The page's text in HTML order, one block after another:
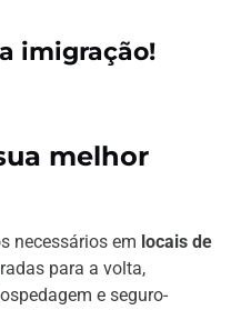
imigração!
melhor
necessários em locais de
para a volta,
e seguro-